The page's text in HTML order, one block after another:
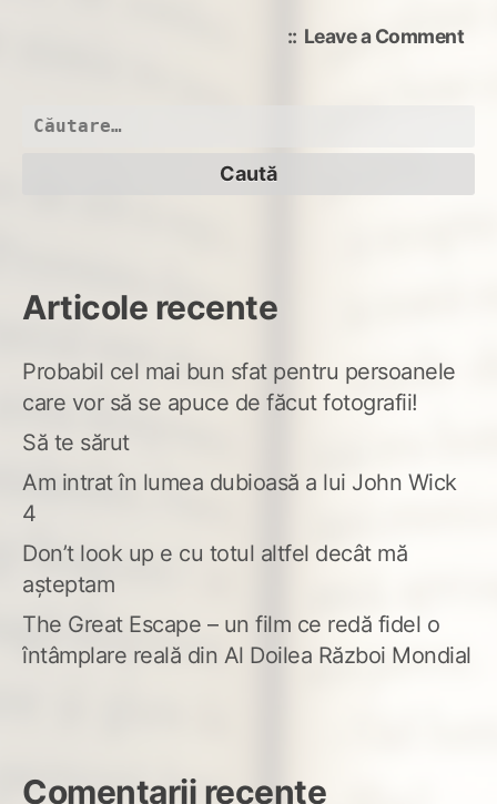
Leave a Commenton
Caută
Articole recente
Probabil cel mai bun sfat pentru persoanele
care vor să se apuce de făcut fotografii!
Să te sărut
Am intrat în lumea dubioasă a lui John Wick
4
Don’t look up e cu totul altfel decât mă
așteptam
The Great Escape – un film ce redă fidel o
întâmplare reală din Al Doilea Război Mondial
Comentarii recente